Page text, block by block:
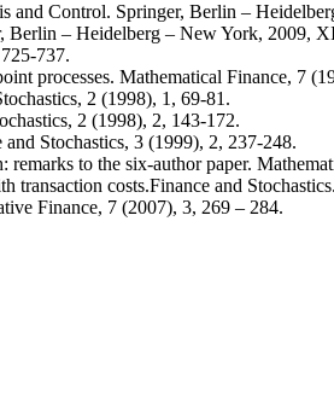
and Control. Springer, Berlin –
Berlin – Heidelberg – New York, 2009,
737.
processes. Mathematical Finance, 7
2 (1998), 1, 69-81.
2 (1998), 2, 143-172.
Stochastics, 3 (1999), 2, 237-248.
to the six-author paper.
costs.Finance and
Finance, 7 (2007), 3, 269 – 284.